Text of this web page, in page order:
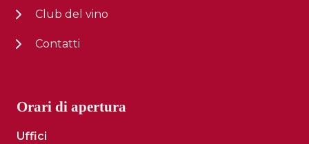
Club del vino
Contatti
Orari di apertura
Uffici